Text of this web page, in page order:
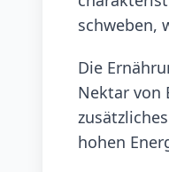
schweben,
Die
Nektar von
hohen